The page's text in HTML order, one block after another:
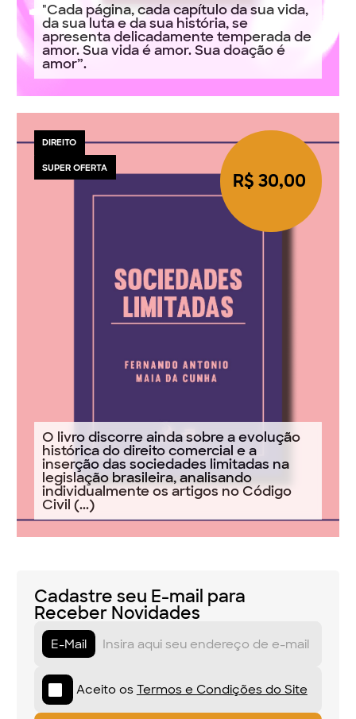
"Cada página, cada capítulo da sua vida,
da sua luta e da sua história, se
apresenta delicadamente temperada de
amor. Sua vida é amor. Sua doação é
amor”.
DIREITO
SUPER OFERTA
R$ 30,00
O livro discorre ainda sobre a evolução
histórica do direito comercial e a
inserção das sociedades limitadas na
legislação brasileira, analisando
individualmente os artigos no Código
Civil (...)
Cadastre seu E-mail para
Receber Novidades
E-Mail
Aceito os Termos e Condições do Site